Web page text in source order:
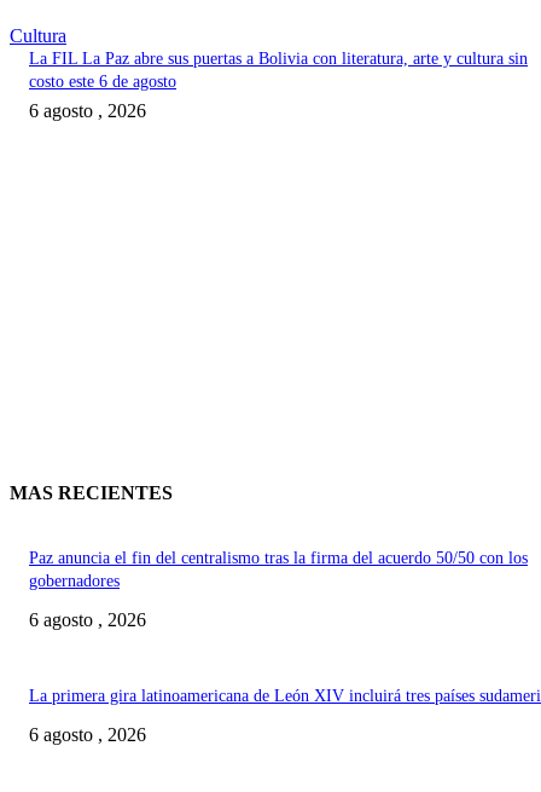
Cultura
La FIL La Paz abre sus puertas a Bolivia con literatura, arte y cultura sin
costo este 6 de agosto
6 agosto , 2026
MAS RECIENTES
Paz anuncia el fin del centralismo tras la firma del acuerdo 50/50 con los
gobernadores
6 agosto , 2026
La primera gira latinoamericana de León XIV incluirá tres países
6 agosto , 2026